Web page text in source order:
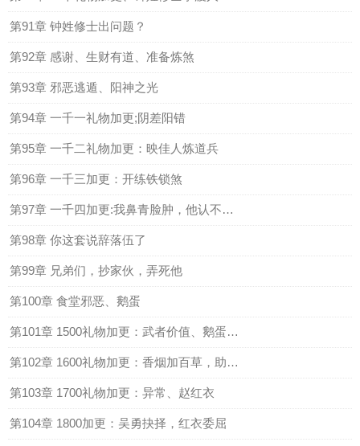
第91章 钟姓修士出问题？
第92章 感谢、生财有道、准备炼煞
第93章 邪恶逃遁、阳神之光
第94章 一千一礼物加更;阴差阳错
第95章 一千二礼物加更：映佳人炼道兵
第96章 一千三加更：开练铁锁煞
第97章 一千四加更:我鼻青脸肿，他认不出我
第98章 你这套说辞落伍了
第99章 兄弟们，抄家伙，弄死他
第100章 食堂邪恶、鹅蛋
第101章 1500礼物加更：武者价值、鹅蛋价值
第102章 1600礼物加更：香烟加百草，助我早成仙
第103章 1700礼物加更：异常、赵红衣
第104章 1800加更：吴勇抉择，红衣委屈